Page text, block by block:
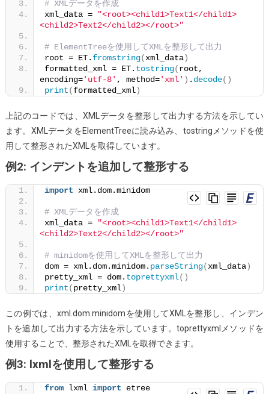
# XMLデータを作成
xml_data =
"<root><child1>Text1</child1>
<child2>Text2</child2></root>"
# ElementTreeを使用してXMLを整形して出力
root = ET. fromstring(xml_data)
formatted_xml = ET. tostring(root,
encoding='utf-8' , method='xml' ) . decode()
print(formatted_xml)
上記のコードでは、XMLデータを整形して出力する方法を示してい
ます。XMLデータをElementTreeに読み込み、tostringメソッドを使
用して整形されたXMLを取得しています。
例2: インデントを追加して整形する
import xml.dom.minidom
# XMLデータを作成
xml_data =
"<root><child1>Text1</child1>
<child2>Text2</child2></root>"
# minidomを使用してXMLを整形して出力
dom = xml.dom.minidom. parseString(xml_data)
pretty_xml = dom. toprettyxml()
print(pretty_xml)
この例では、xml.dom.minidomを使用してXMLを整形し、インデン
トを追加して出力する方法を示しています。toprettyxmlメソッドを
使用することで、整形されたXMLを取得できます。
例3: lxmlを使用して整形する
from lxml import etree